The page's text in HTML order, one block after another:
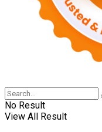
No Result
View All Result